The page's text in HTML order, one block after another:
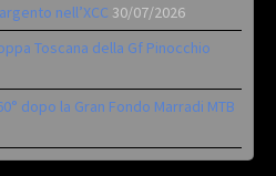
nell’XCC 30/07/2026
Toscana della Gf Pinocchio
dopo la Gran Fondo Marradi MTB